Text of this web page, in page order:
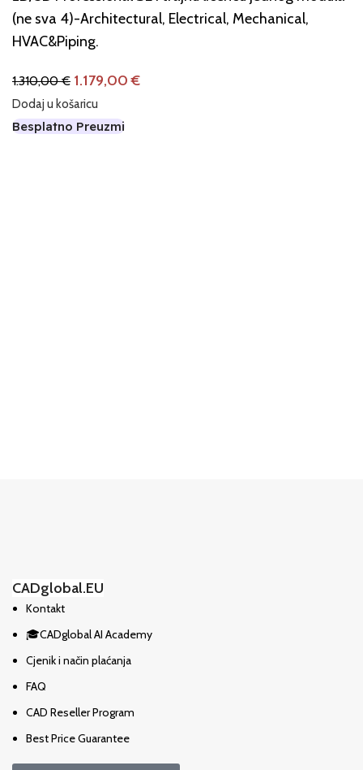
(ne sva 4)-Architectural, Electrical, Mechanical,
HVAC&Piping.
1.310,00€ 1.179,00€
Dodaj u košaricu
Besplatno Preuzmi
CADglobal.EU
Kontakt
🎓CADglobal AI Academy
Cjenik i način plaćanja
FAQ
CAD Reseller Program
Best Price Guarantee